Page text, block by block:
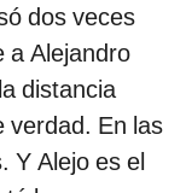
dos veces
a Alejandro
distancia
verdad. En las
Y Alejo es el